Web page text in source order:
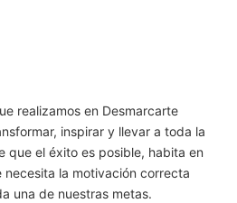
realizamos en Desmarcarte
inspirar y llevar a toda la
que el éxito es posible, habita en
necesita la motivación correcta
una de nuestras metas.